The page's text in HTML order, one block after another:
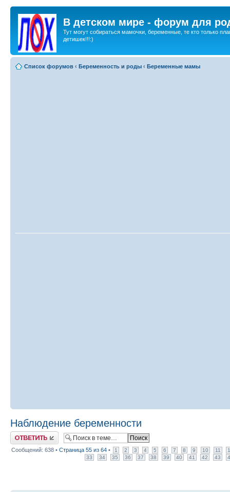
В детском мире - форум для
Тут могут собираться мамочки, беременные, те кто только
детишек!!!:)
Список форумов ‹ Беременность и роды ‹ Беременные мамы
Наблюдение беременности
Ответить
Сообщений: 638 • Страница 55 из 64 • 1 2 3 4 5 6 7 8 9 10 11
33
34 35 36 37 38 39 40 41 42 43